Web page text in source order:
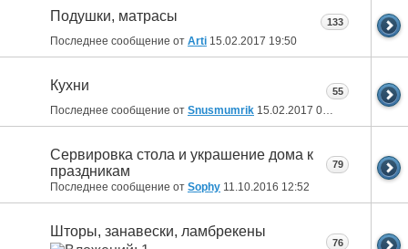
Подушки, матрасы
Последнее сообщение от Arti 15.02.2017 19:50
133
Кухни
Последнее сообщение от Snusmumrik 15.02.2017 07:46
55
Сервировка стола и украшение дома к
праздникам
Последнее сообщение от Sophy 11.10.2016 12:52
79
Шторы, занавески, ламбрекены
76